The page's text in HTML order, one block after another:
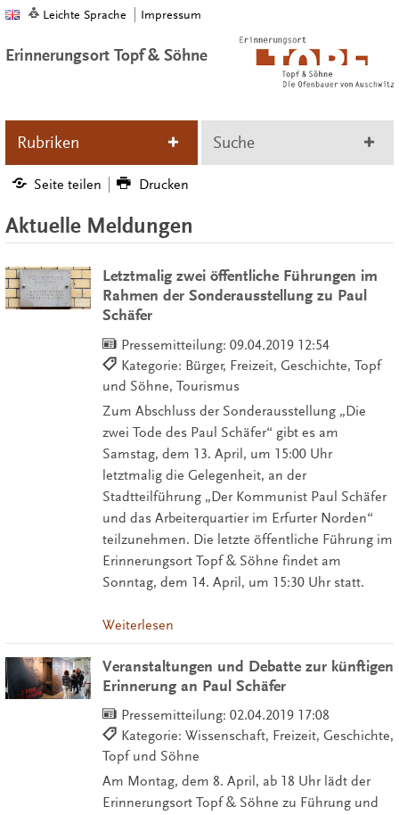
Leichte Sprache Impressum
Erinnerungsort Topf & Söhne
Rubriken Suche
Seite teilen Drucken
Aktuelle Meldungen
Letztmalig zwei öffentliche Führungen im
Rahmen der Sonderausstellung zu Paul
Schäfer
Pressemitteilung: 09.04.2019 12:54
Kategorie: Bürger, Freizeit, Geschichte, Topf
und Söhne, Tourismus
Zum Abschluss der Sonderausstellung „Die
zwei Tode des Paul Schäfer“ gibt es am
Samstag, dem 13. April, um 15:00 Uhr
letztmalig die Gelegenheit, an der
Stadtteilführung „Der Kommunist Paul Schäfer
und das Arbeiterquartier im Erfurter Norden“
teilzunehmen. Die letzte öffentliche Führung im
Erinnerungsort Topf & Söhne findet am
Sonntag, dem 14. April, um 15:30 Uhr statt.
Weiterlesen
Veranstaltungen und Debatte zur künftigen
Erinnerung an Paul Schäfer
Pressemitteilung: 02.04.2019 17:08
Kategorie: Wissenschaft, Freizeit, Geschichte,
Topf und Söhne
Am Montag, dem 8. April, ab 18 Uhr lädt der
Erinnerungsort Topf & Söhne zu Führung und